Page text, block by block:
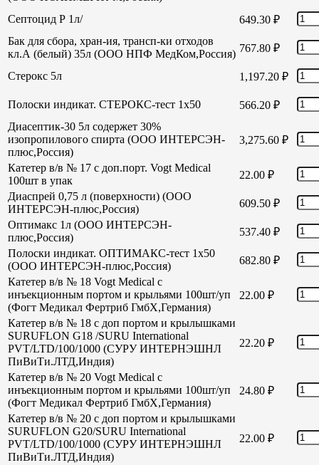
Септоцид Р 1л/
649.30 ₽
Бак для сбора, хран-ия, трансп-ки отходов
кл.А (белый) 35л (ООО НПФ МедКом,Россия) 767.80 ₽
Стерокс 5л 1,197.20 ₽
Полоски индикат. СТЕРОКС-тест 1х50 566.20 ₽
Диасептик-30 5л содержет 30%
изопропилового спирта (ООО ИНТЕРСЭН-
плюс,Россия)
3,275.60 ₽
Катетер в/в № 17 с доп.порт. Vogt Medical
100шт в упак
22.00 ₽
Диаспрей 0,75 л (поверхности) (ООО
ИНТЕРСЭН-плюс,Россия)
609.50 ₽
Оптимакс 1л (ООО ИНТЕРСЭН-
плюс,Россия)
537.40 ₽
Полоски индикат. ОПТИМАКС-тест 1х50
(ООО ИНТЕРСЭН-плюс,Россия)
682.80 ₽
Катетер в/в № 18 Vogt Medical с
инъекционным портом и крыльями 100шт/уп
(Фогт Медикал Фертриб ГмбХ,Германия)
22.00 ₽
Катетер в/в № 18 с доп портом и крылышками
SURUFLON G18 /SURU International
PVT/LTD/100/1000 (СУРУ ИНТЕРНЭШНЛ
ПиВиТи.ЛТД,Индия)
22.20 ₽
Катетер в/в № 20 Vogt Medical с
инъекционным портом и крыльями 100шт/уп
(Фогт Медикал Фертриб ГмбХ,Германия)
24.80 ₽
Катетер в/в № 20 с доп портом и крылышками
SURUFLON G20/SURU International
PVT/LTD/100/1000 (СУРУ ИНТЕРНЭШНЛ
ПиВиТи.ЛТД,Индия)
22.00 ₽